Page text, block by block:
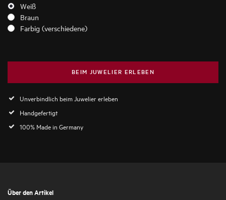
Weiß
Braun
Farbig (verschiedene)
BEIM JUWELIER ERLEBEN
Unverbindlich beim Juwelier erleben
Handgefertigt
100% Made in Germany
Über den Artikel